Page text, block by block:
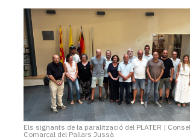
Els signants de la paralització del PLATER |
Comarcal del Pallars Jussà